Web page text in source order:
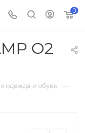
0
O2
одежда и обувь —